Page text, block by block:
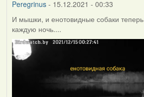
Peregrinus- 15.12.2021 - 00:33
И мышки, и енотовидные собаки теперь
каждую ночь....